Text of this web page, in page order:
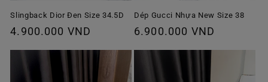
Slingback Dior Đen Size 34.5D
Giá
thường
4.900.000 VND
Dép Gucci Nhựa New Size 38
Giá
6.900.000 VND